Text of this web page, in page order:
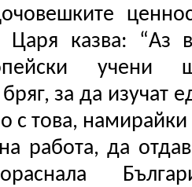
Царя казва: “Аз
учени
за да изучат
с това, намирайки
работа, да